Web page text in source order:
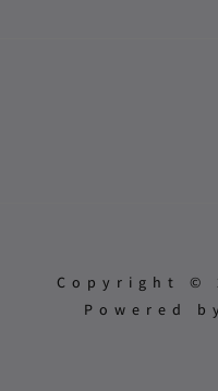
Copyright ©
Powered